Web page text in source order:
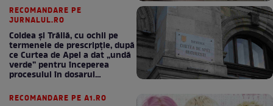
RECOMANDARE PE
JURNALUL.RO
Coldea și Trăilă, cu ochii pe
termenele de prescripție, după
ce Curtea de Apel a dat „undă
verde” pentru începerea
procesului în dosarul
RECOMANDARE PE A1.RO